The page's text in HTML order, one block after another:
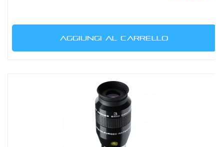
AGGIUNGI AL CARRELLO